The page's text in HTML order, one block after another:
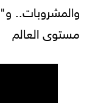
والمشروبات..
مستوى العالم